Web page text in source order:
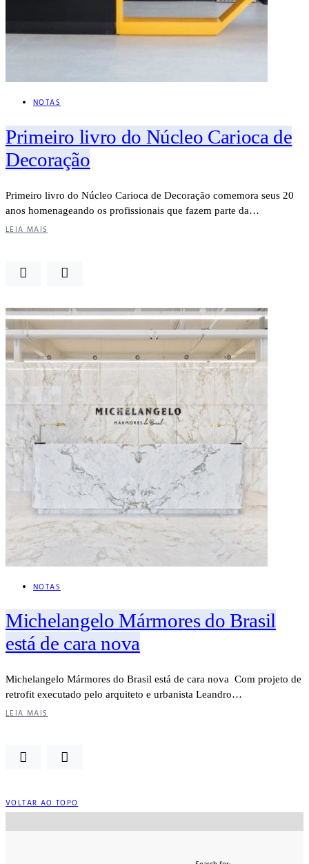
NOTAS
Primeiro livro do Núcleo Carioca de
Decoração
Primeiro livro do Núcleo Carioca de Decoração comemora seus 20
anos homenageando os profissionais que fazem parte da…
LEIA MAIS
NOTAS
Michelangelo Mármores do Brasil
está de cara nova
Michelangelo Mármores do Brasil está de cara nova Com projeto de
retrofit executado pelo arquiteto e urbanista Leandro…
LEIA MAIS
VOLTAR AO TOPO